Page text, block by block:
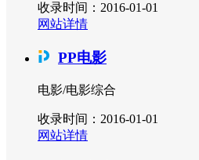
收录时间：2016-01-01
网站详情
PP电影
电影/电影综合
收录时间：2016-01-01
网站详情